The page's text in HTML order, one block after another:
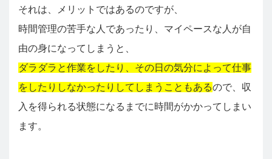
それは、メリットではあるのですが、
時間管理の苦手な人であったり、マイペースな人が自
由の身になってしまうと、
ダラダラと作業をしたり、その日の気分によって仕事
をしたりしなかったりしてしまうこともあるので、収
入を得られる状態になるまでに時間がかかってしまい
ます。